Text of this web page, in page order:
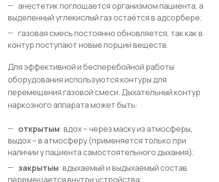
анестетик поглощается организмом пациента, а
выделенный углекислый газ остаётся в адсорбере;
газовая смесь постоянно обновляется, так как в
контур поступают новые порции веществ.
Для эффективной и бесперебойной работы
оборудования используются контуры для
перемещения газовой смеси. Дыхательный контур
наркозного аппарата может быть:
открытым: вдох – через маску из атмосферы,
выдох – в атмосферу (применяется только при
наличии у пациента самостоятельного дыхания);
закрытым: вдыхаемый и выдыхаемый состав
перемещается внутри устройства;